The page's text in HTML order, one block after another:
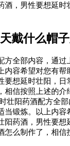
，男性要想延
戴什么帽
方全部内容，通
内容希望对您有
要想延时壮阳，
相信按照上述的
壮阳药酒配方全
当锻炼。以上内
阳药酒，男性要
怎么制作了，相